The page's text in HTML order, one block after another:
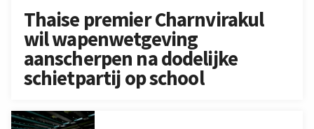
Thaise premier Charnvirakul
wil wapenwetgeving
aanscherpen na dodelijke
schietpartij op school